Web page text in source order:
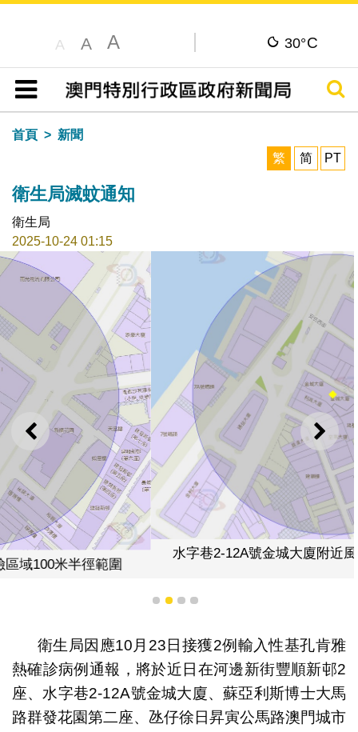
A A A 30°C
目錄
搜尋
首頁
新聞
繁
简 PT
衛生局滅蚊通知
衛生局
2025-10-24 01:15
上一則 下一
水字巷2-12A號金城大廈附近風險區域100米半徑範圍
1 2 3 4
衛生局因應10月23日接獲2例輸入性基孔肯雅
熱確診病例通報，將於近日在河邊新街豐順新邨2
座、水字巷2-12A號金城大廈、蘇亞利斯博士大馬
路群發花園第二座、氹仔徐日昇寅公馬路澳門城市